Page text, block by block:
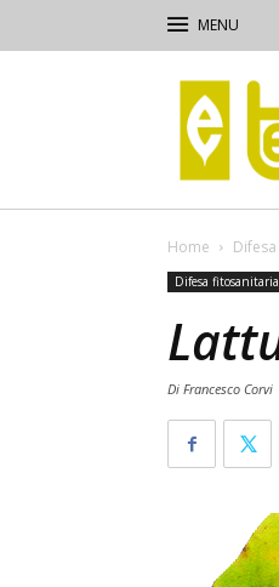
Terra
e
Vita
Home
Difesa fitosanitaria
Di Francesco Corvi